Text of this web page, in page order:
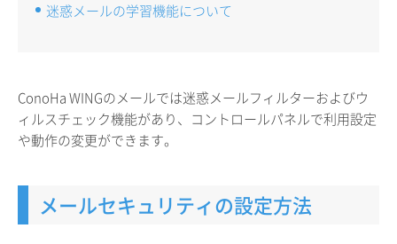
迷惑メールの学習機能について
ConoHa WINGのメールでは迷惑メールフィルターおよびウ
ィルスチェック機能があり、コントロールパネルで利用設定
や動作の変更ができます。
メールセキュリティの設定方法